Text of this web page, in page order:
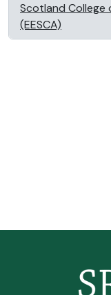
Scotland College
(EESCA)
, 1 resultados